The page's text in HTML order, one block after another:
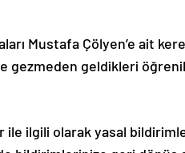
Mustafa Çölyen’e ait
gezmeden geldikleri
ile ilgili olarak yasal